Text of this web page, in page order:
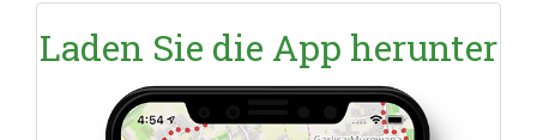
Laden Sie die App herunter